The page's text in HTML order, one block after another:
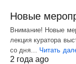
Новые
Внимание! Новые
лекция куратора
со дня… Читать
2 года ago